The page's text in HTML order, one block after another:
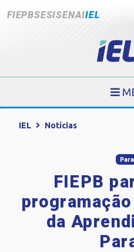
FIEPBSESISENAIIEL
IEL Notícias
FIEPB
da